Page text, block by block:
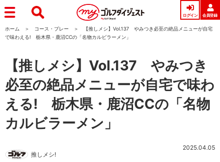
ログイン 会員登録
ホーム コース・プレー
【推しメシ】Vol.137 やみつき必至の絶品メニューが自宅
で味わえる! 栃木県・鹿沼CCの「名物カルビラーメン」
【推しメシ】Vol.137 やみつき
必至の絶品メニューが自宅で味わ
える! 栃木県・鹿沼CCの「名物
カルビラーメン」
推しメシ!
2025.04.05